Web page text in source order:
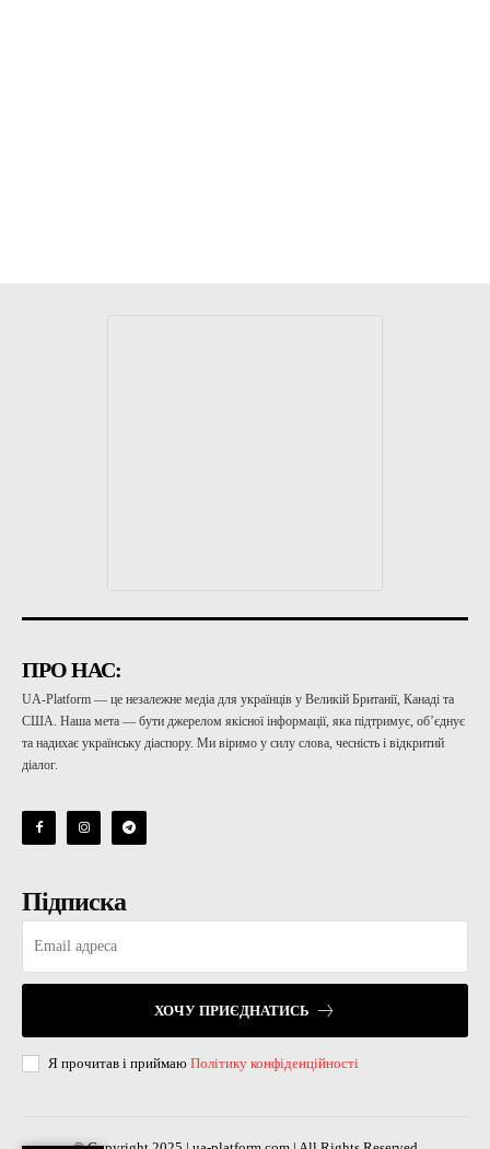
ПРО НАС:
UA-Platform — це незалежне медіа для українців у Великій Британії, Канаді та
США. Наша мета — бути джерелом якісної інформації, яка підтримує, об’єднує
та надихає українську діаспору. Ми віримо у силу слова, чесність і відкритий
діалог.
Підписка
ХОЧУ ПРИЄДНАТИСЬ
Я прочитав і приймаю Політику конфіденційності